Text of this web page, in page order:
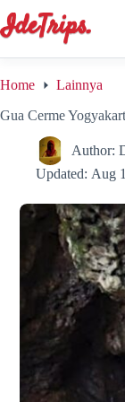
to
content
Home
Lainnya
Gua Cerme
Author:
Updated: Aug